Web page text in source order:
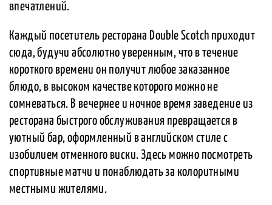
впечатлений.
Каждый посетитель ресторана Double Scotch приходит
сюда, будучи абсолютно уверенным, что в течение
короткого времени он получит любое заказанное
блюдо, в высоком качестве которого можно не
сомневаться. В вечернее и ночное время заведение из
ресторана быстрого обслуживания превращается в
уютный бар, оформленный в английском стиле с
изобилием отменного виски. Здесь можно посмотреть
спортивные матчи и понаблюдать за колоритными
местными жителями.